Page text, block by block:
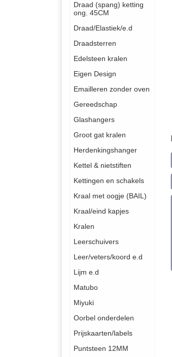
Draad (spang) ketting
ong. 45CM
Draad/Elastiek/e.d
Draadsterren
Edelsteen kralen
Eigen Design
Emailleren zonder oven
Gereedschap
Glashangers
Groot gat kralen
Herdenkingshanger
Kettel & nietstiften
Kettingen en schakels
Kraal met oogje (BAIL)
Kraal/eind kapjes
Kralen
Leerschuivers
Leer/veters/koord e.d
Lijm e.d
Matubo
Miyuki
Oorbel onderdelen
Prijskaarten/labels
Puntsteen 12MM